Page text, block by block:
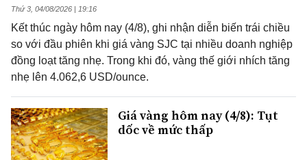
Thứ 3, 04/08/2026 | 19:16
Kết thúc ngày hôm nay (4/8), ghi nhận diễn biến trái chiều
so với đầu phiên khi giá vàng SJC tại nhiều doanh nghiệp
đồng loạt tăng nhẹ. Trong khi đó, vàng thế giới nhích tăng
nhẹ lên 4.062,6 USD/ounce.
Giá vàng hôm nay (4/8): Tụt
dốc về mức thấp